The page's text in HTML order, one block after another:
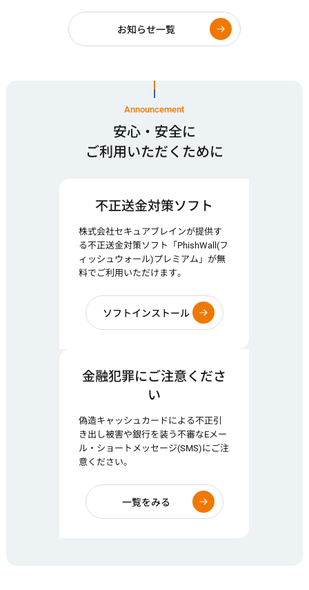
お知らせ一覧
Announcement
安心・安全に
ご利用いただくために
不正送金対策ソフト
株式会社セキュアブレインが提供す
る不正送金対策ソフト「PhishWall(フ
ィッシュウォール)プレミアム」が無
料でご利用いただけます。
ソフトインストール
金融犯罪にご注意くださ
い
偽造キャッシュカードによる不正引
き出し被害や銀行を装う不審なEメー
ル・ショートメッセージ(SMS)にご注
意ください。
一覧をみる